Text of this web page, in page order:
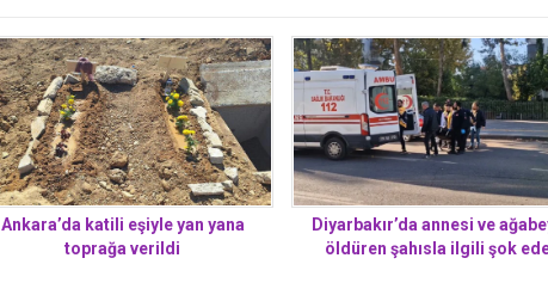
Ankara’da katili eşiyle yan yana
toprağa verildi
Diyarbakır’da annesi ve
öldüren şahısla ilgili şok